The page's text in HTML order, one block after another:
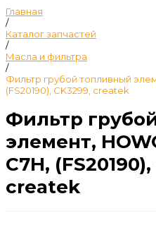
Главная
/
Каталог запчастей
/
Масла и фильтра
/
Фильтр грубой топливный
(FS20190), CK3299, createk
Фильтр
элемент,
C7H,
createk